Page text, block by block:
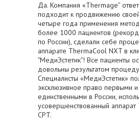
Да. Компания «Thermage”
подходит к продвижению
четыре года применения
более 1000 пациентов
по России), сделали себе
аппарате ThermaCool NXT в
"МедиЭстетик"! Все пациенты
довольны результатом
Специалисты «МедиЭстетик»
эксклюзивное право первыми и
единственными в России,
усовершенствованный
CPT.